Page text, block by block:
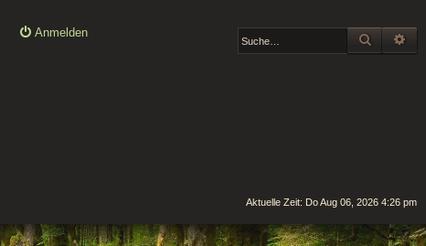
Anmelden SUCHE
Aktuelle Zeit: Do Aug 06, 2026 4:26 pm